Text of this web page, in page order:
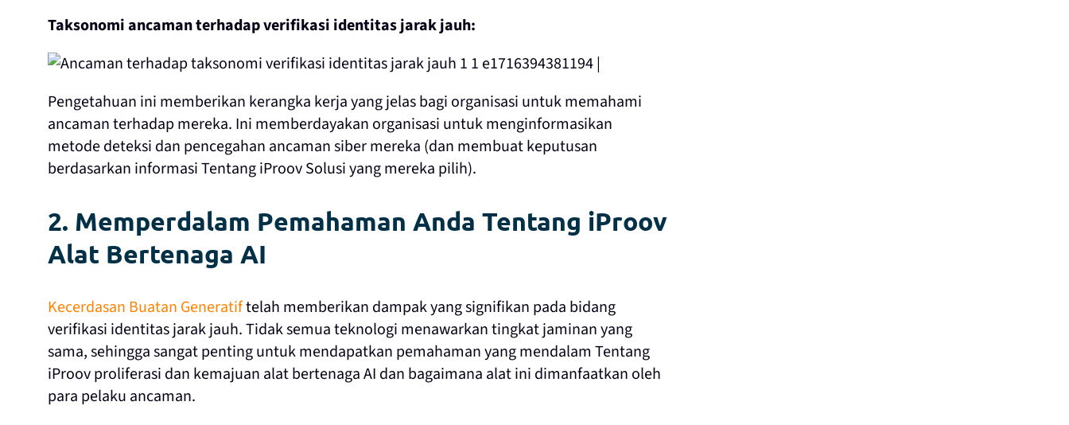
Taksonomi ancaman terhadap verifikasi identitas jarak jauh:
Pengetahuan ini memberikan kerangka kerja yang jelas bagi organisasi untuk memahami
ancaman terhadap mereka. Ini memberdayakan organisasi untuk menginformasikan
metode deteksi dan pencegahan ancaman siber mereka (dan membuat keputusan
berdasarkan informasi Tentang iProov Solusi yang mereka pilih).
2. Memperdalam Pemahaman Anda Tentang iProov
Alat Bertenaga AI
Kecerdasan Buatan Generatiftelah memberikan dampak yang signifikan pada bidang
verifikasi identitas jarak jauh. Tidak semua teknologi menawarkan tingkat jaminan yang
sama, sehingga sangat penting untuk mendapatkan pemahaman yang mendalam Tentang
iProov proliferasi dan kemajuan alat bertenaga AI dan bagaimana alat ini dimanfaatkan oleh
para pelaku ancaman.